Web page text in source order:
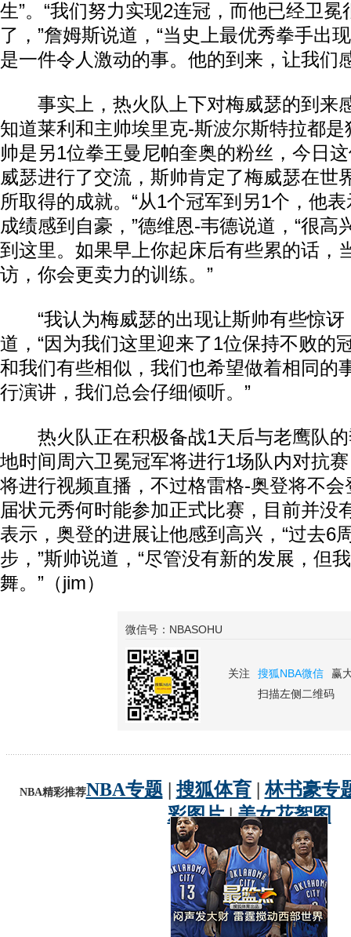
生”。“我们努力实现2连冠，而他已经卫冕
了，”詹姆斯说道，“当史上最优秀拳手出
是一件令人激动的事。他的到来，让我们
事实上，热火队上下对梅威瑟的到来
知道莱利和主帅埃里克-斯波尔斯特拉都是
帅是另1位拳王曼尼帕奎奥的粉丝，今日
威瑟进行了交流，斯帅肯定了梅威瑟在世
所取得的成就。“从1个冠军到另1个，他
成绩感到自豪，”德维恩-韦德说道，“很高
到这里。如果早上你起床后有些累的话，
访，你会更卖力的训练。”
“我认为梅威瑟的出现让斯帅有些惊讶
道，“因为我们这里迎来了1位保持不败的
和我们有些相似，我们也希望做着相同的
行演讲，我们总会仔细倾听。”
热火队正在积极备战1天后与老鹰队的
地时间周六卫冕冠军将进行1场队内对抗
将进行视频直播，不过格雷格-奥登将不
届状元秀何时能参加正式比赛，目前并没
表示，奥登的进展让他感到高兴，“过去6
步，”斯帅说道，“尽管没有新的发展，但
舞。”（jim）
微信号：NBASOHU
关注 搜狐NBA微信
赢
扫描左侧二维码